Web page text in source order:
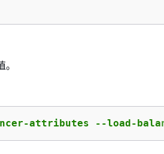
attributes --load-